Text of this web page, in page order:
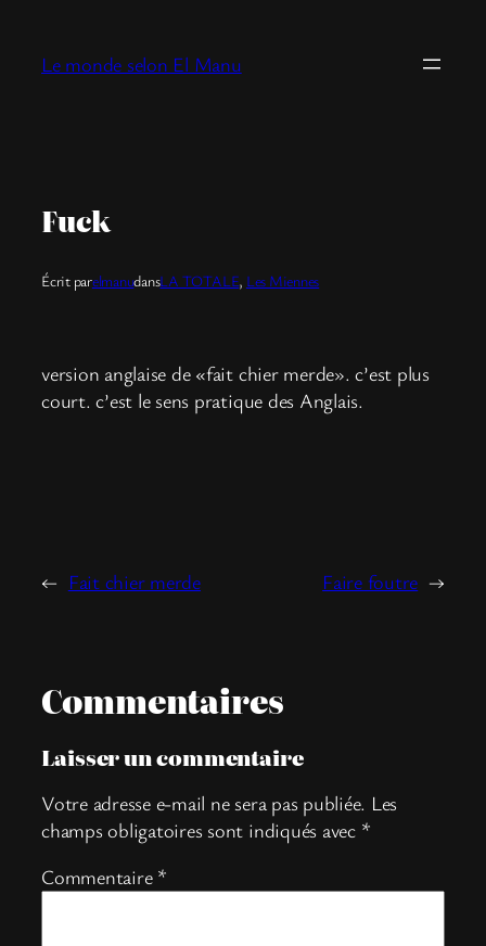
contenu
Le monde selon El Manu
Fuck
Écrit parelmanudansLA TOTALE, Les Miennes
version anglaise de «fait chier merde». c’est plus
court. c’est le sens pratique des Anglais.
← Fait chier merde Faire foutre →
Commentaires
Laisser un commentaire
Votre adresse e-mail ne sera pas publiée. Les
champs obligatoires sont indiqués avec *
Commentaire *